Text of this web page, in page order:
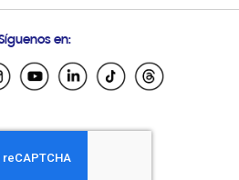
Ecuador
El Salvador
Honduras
Nicaragua
en: